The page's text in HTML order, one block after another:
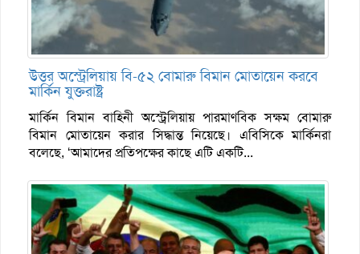
উত্তর অস্ট্রেলিয়ায় বি-৫২ বোমারু বিমান মোতায়েন করবে
মার্কিন যুক্তরাষ্ট্র
মার্কিন বিমান বাহিনী অস্ট্রেলিয়ায় পারমাণবিক সক্ষম বোমারু
বিমান মোতায়েন করার সিদ্ধান্ত নিয়েছে। এবিসিকে মার্কিনরা
বলেছে, ‘আমাদের প্রতিপক্ষের কাছে এটি একটি...